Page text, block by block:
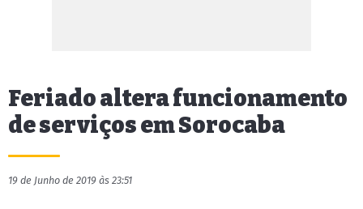
Feriado altera funcionamento
de serviços em Sorocaba
19 de Junho de 2019 às 23:51